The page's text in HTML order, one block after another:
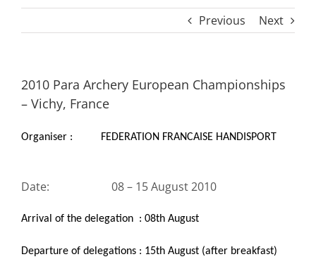
Previous Next
2010 Para Archery European Championships
– Vichy, France
Organiser : FEDERATION FRANCAISE HANDISPORT
Date: 08 – 15 August 2010
Arrival of the delegation : 08th August
Departure of delegations : 15th August (after breakfast)